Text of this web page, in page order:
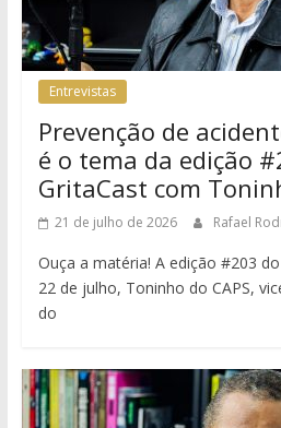
Entrevistas
Prevenção de
é o tema da edição
GritaCast com
21 de julho de 2026 Rafael
Ouça a matéria! A edição #203
22 de julho, Toninho do CAPS,
do